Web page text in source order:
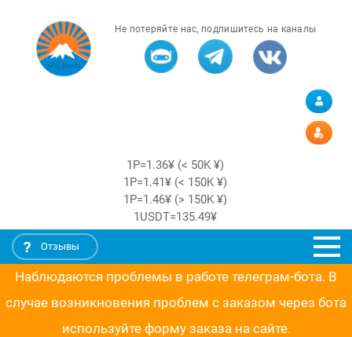
Не потеряйте нас, подпишитесь на каналы
1Р=1.36¥ (< 50K ¥)
1Р=1.41¥ (< 150K ¥)
1Р=1.46¥ (> 150K ¥)
1USDT=135.49¥
Отзывы
Наблюдаются проблемы в работе телеграм-бота. В
случае возникновения проблем с заказом через бота
используйте форму заказа на сайте.